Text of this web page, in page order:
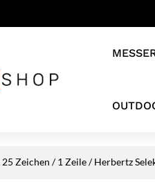
Zeichen / 1 Zeile/ Herbertz